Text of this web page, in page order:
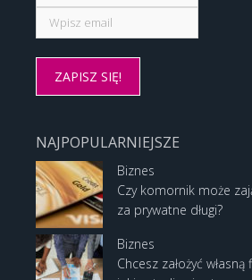
NAJPOPULARNIEJSZE
Biznes
Czy komornik może
za prywatne długi?
Biznes
Chcesz założyć